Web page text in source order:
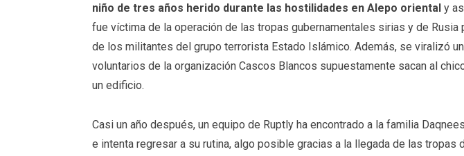
niño de tres años herido durante las hostilidades en Alepo oriental y
fue víctima de la operación de las tropas gubernamentales sirias y de Rusia
de los militantes del grupo terrorista Estado Islámico. Además, se viralizó
voluntarios de la organización Cascos Blancos supuestamente sacan al
un edificio.
Casi un año después, un equipo de Ruptly ha encontrado a la familia
e intenta regresar a su rutina, algo posible gracias a la llegada de las tropas